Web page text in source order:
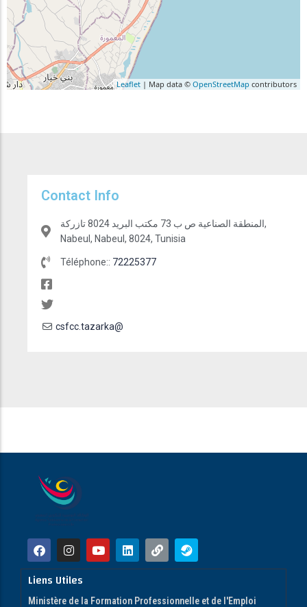
Leaflet | Map data © OpenStreetMap contributors
Contact Info
المنطقة الصناعية ص ب 73 مكتب البريد 8024 تازركة,
Nabeul, Nabeul, 8024, Tunisia
Téléphone:: 72225377
csfcc.tazarka@
Liens Utiles
Ministère de la Formation Professionnelle et de l'Emploi